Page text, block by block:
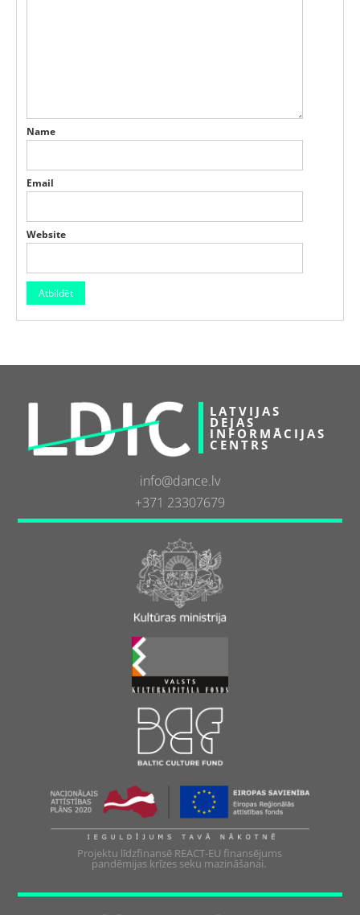
Name
Email
Website
LATVIJAS
DEJAS
INFORMĀCIJAS
CENTRS
info@dance.lv
+371 23307679
Projektu līdzfinansē REACT-EU finansējums
pandēmijas krīzes seku mazināšanai.